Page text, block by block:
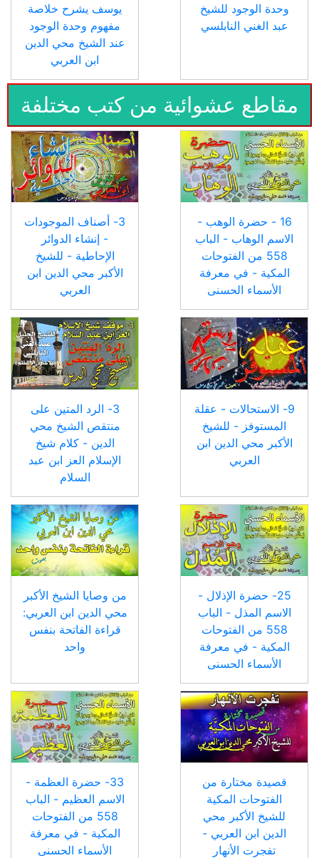
وحدة الوجود للشيخ
عبد الغني النابلسي
يوسف يشرح خلاصة
مفهوم وحدة الوجود
عند الشيخ محي الدين
ابن العربي
مقاطع عشوائية من كتب مختلفة
16 - حضرة الوهب -
الاسم الوهاب - الباب
558 من الفتوحات
المكية - في معرفة
الأسماء الحسنى
3- أصناف الموجودات
- إنشاء الدوائر
الإحاطية - للشيخ
الأكبر محي الدين ابن
العربي
9- الاستحالات - عقلة
المستوفز - للشيخ
الأكبر محي الدين ابن
العربي
3- الرد المتين على
منتقص الشيخ محي
الدين - كلام شيخ
الإسلام العز ابن عبد
السلام
25- حضرة الإذلال -
الاسم المذل - الباب
558 من الفتوحات
المكية - في معرفة
الأسماء الحسنى
من وصايا الشيخ الأكبر
محي الدين ابن العربي:
قراءة الفاتحة بنفس
واحد
قصيدة مختارة من
الفتوحات المكية
للشيخ الأكبر محي
الدين ابن العربي -
تفجرت الأنهار
33- حضرة العظمة -
الاسم العظيم - الباب
558 من الفتوحات
المكية - في معرفة
الأسماء الحسنى